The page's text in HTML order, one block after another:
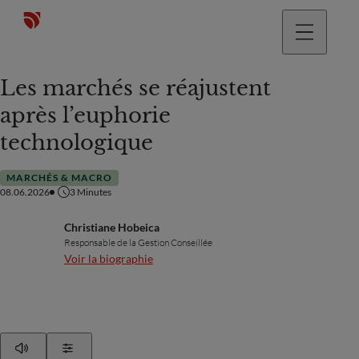
Les marchés se réajustent
après l’euphorie
technologique
MARCHÉS & MACRO
08.06.2026
3 Minutes
Christiane Hobeica
Responsable de la Gestion Conseillée
Voir la biographie